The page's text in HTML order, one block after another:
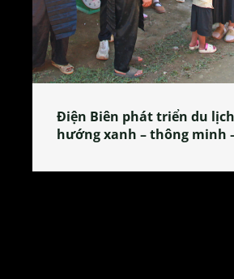
Làng làm bánh tẻ
tỏa đặc sản xứ